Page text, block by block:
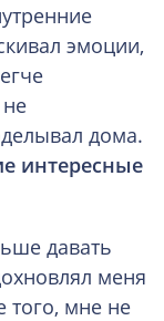
эмоции,
дома.
интересные
давать
меня
того, мне не